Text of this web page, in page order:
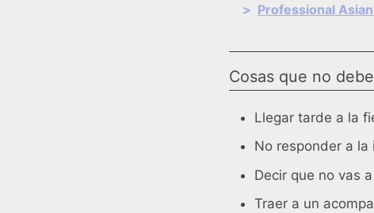
> Professional
Cosas que no
Llegar tarde a la
No responder a la
Decir que no vas
Traer a un